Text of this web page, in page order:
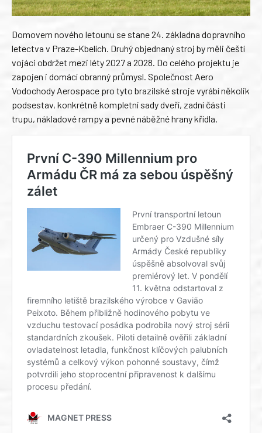
Domovem nového letounu se stane 24. základna dopravního
letectva v Praze-Kbelích. Druhý objednaný stroj by měli čeští
vojáci obdržet mezi léty 2027 a 2028. Do celého projektu je
zapojen i domácí obranný průmysl. Společnost Aero
Vodochody Aerospace pro tyto brazilské stroje vyrábí několik
podsestav, konkrétně kompletní sady dveří, zadní části
trupu, nákladové rampy a pevné náběžné hrany křídla.